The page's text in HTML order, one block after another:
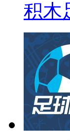
积木